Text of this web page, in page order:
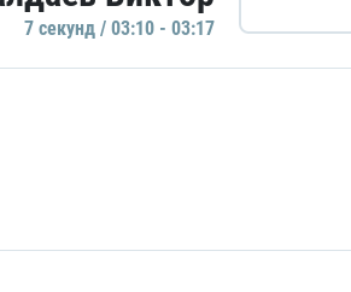
7 секунд / 03:10 - 03:17